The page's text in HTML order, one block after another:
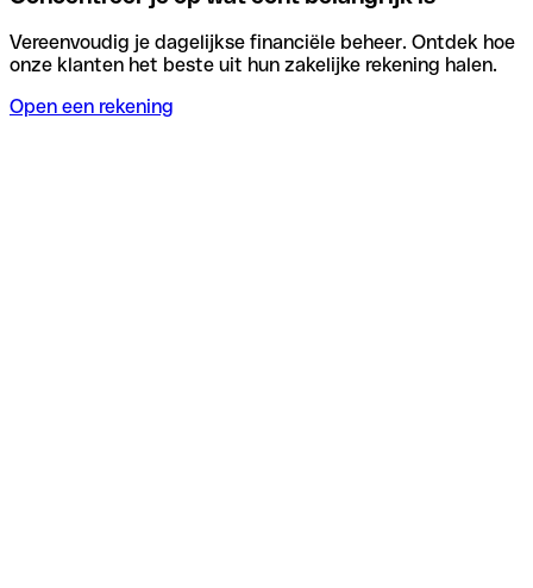
Vereenvoudig je dagelijkse financiële beheer. Ontdek hoe
onze klanten het beste uit hun zakelijke rekening halen.
Open een rekening